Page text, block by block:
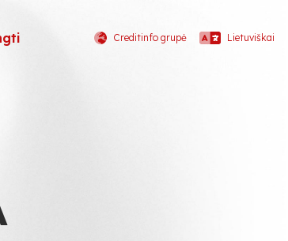
Creditinfo grupė Lietuviškai